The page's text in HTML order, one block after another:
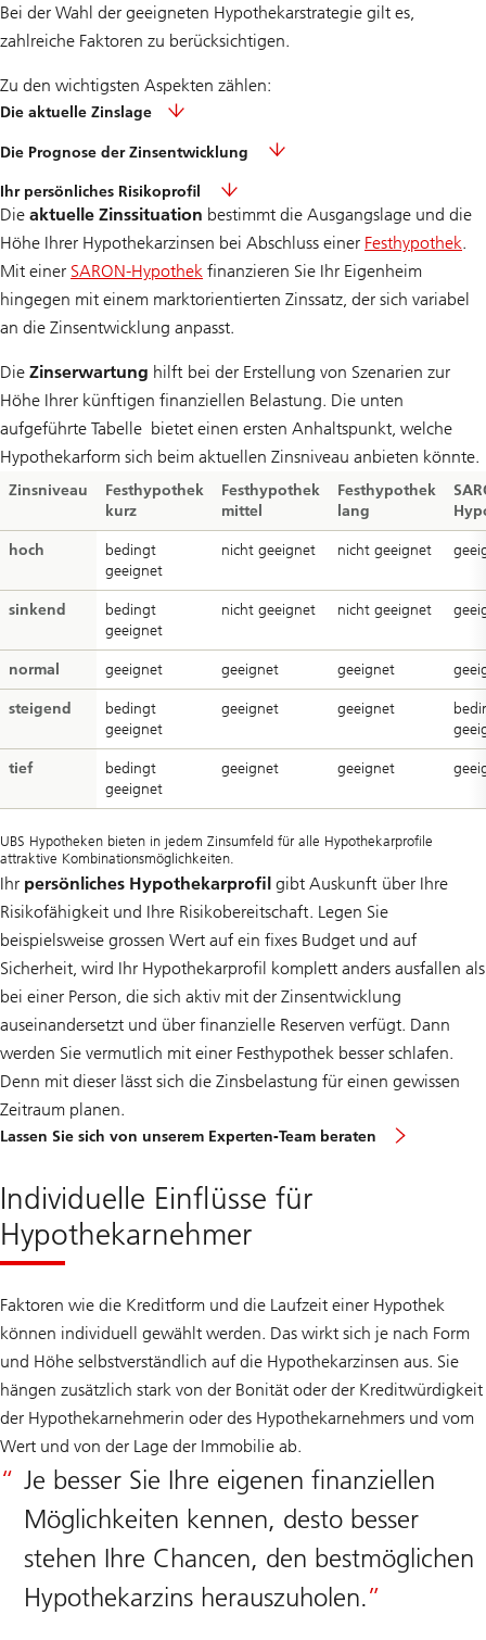
Bei der Wahl der geeigneten Hypothekarstrategie gilt es,
zahlreiche Faktoren zu berücksichtigen.
Zu den wichtigsten Aspekten zählen:
Die aktuelle Zinslage
Die Prognose der Zinsentwicklung
Ihr persönliches Risikoprofil
Die aktuelle Zinssituation bestimmt die Ausgangslage und die
Höhe Ihrer Hypothekarzinsen bei Abschluss einer Festhypothek.
Mit einer SARON-Hypothek finanzieren Sie Ihr Eigenheim
hingegen mit einem marktorientierten Zinssatz, der sich variabel
an die Zinsentwicklung anpasst.
Die Zinserwartung hilft bei der Erstellung von Szenarien zur
Höhe Ihrer künftigen finanziellen Belastung. Die unten
aufgeführte Tabelle bietet einen ersten Anhaltspunkt, welche
Hypothekarform sich beim aktuellen Zinsniveau anbieten könnte.
Zinsniveau
Festhypothek
kurz
Festhypothek
mittel
Festhypothek
lang
hoch
bedingt
geeignet
nicht geeignet nicht geeignet
sinkend
bedingt
geeignet
nicht geeignet nicht geeignet
normal geeignet geeignet geeignet
steigend
bedingt
geeignet
geeignet geeignet
tief
bedingt
geeignet
geeignet geeignet
UBS Hypotheken bieten in jedem Zinsumfeld für alle Hypothekarprofile
attraktive Kombinationsmöglichkeiten.
Ihr persönliches Hypothekarprofil gibt Auskunft über Ihre
Risikofähigkeit und Ihre Risikobereitschaft. Legen Sie
beispielsweise grossen Wert auf ein fixes Budget und auf
Sicherheit, wird Ihr Hypothekarprofil komplett anders ausfallen als
bei einer Person, die sich aktiv mit der Zinsentwicklung
auseinandersetzt und über finanzielle Reserven verfügt. Dann
werden Sie vermutlich mit einer Festhypothek besser schlafen.
Denn mit dieser lässt sich die Zinsbelastung für einen gewissen
Zeitraum planen.
Lassen Sie sich von unserem Experten-Team beraten
Individuelle Einflüsse für
Hypothekarnehmer
Faktoren wie die Kreditform und die Laufzeit einer Hypothek
können individuell gewählt werden. Das wirkt sich je nach Form
und Höhe selbstverständlich auf die Hypothekarzinsen aus. Sie
hängen zusätzlich stark von der Bonität oder der Kreditwürdigkeit
der Hypothekarnehmerin oder des Hypothekarnehmers und vom
Wert und von der Lage der Immobilie ab.
Je besser Sie Ihre eigenen finanziellen
Möglichkeiten kennen, desto besser
stehen Ihre Chancen, den bestmöglichen
Hypothekarzins herauszuholen.